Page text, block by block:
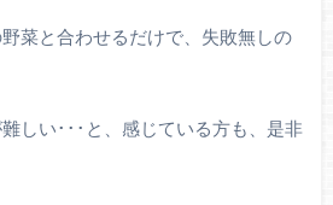
菜と合わせるだけで、失敗無しの
しい･･･と、感じている方も、是非